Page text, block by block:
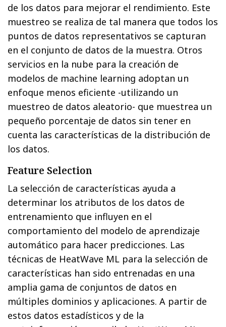
de los datos para mejorar el rendimiento. Este
muestreo se realiza de tal manera que todos los
puntos de datos representativos se capturan
en el conjunto de datos de la muestra. Otros
servicios en la nube para la creación de
modelos de machine learning adoptan un
enfoque menos eficiente -utilizando un
muestreo de datos aleatorio- que muestrea un
pequeño porcentaje de datos sin tener en
cuenta las características de la distribución de
los datos.
Feature Selection
La selección de características ayuda a
determinar los atributos de los datos de
entrenamiento que influyen en el
comportamiento del modelo de aprendizaje
automático para hacer predicciones. Las
técnicas de HeatWave ML para la selección de
características han sido entrenadas en una
amplia gama de conjuntos de datos en
múltiples dominios y aplicaciones. A partir de
estos datos estadísticos y de la